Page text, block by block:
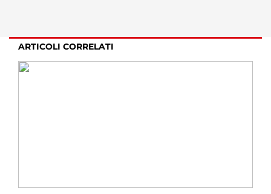
ARTICOLI CORRELATI